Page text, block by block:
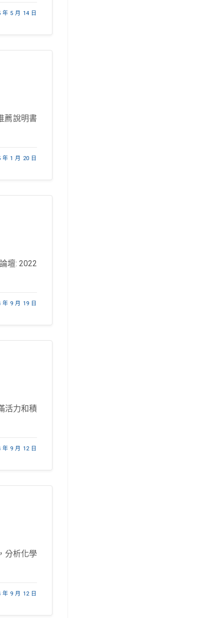
年 5 月 14 日
薦說明書
年 1 月 20 日
壇: 2022
年 9 月 19 日
活力和積
年 9 月 12 日
分析化學
年 9 月 12 日